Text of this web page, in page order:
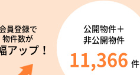
員登録で
物件数が
アップ！
公開物件＋
非公開物件
11,366 件